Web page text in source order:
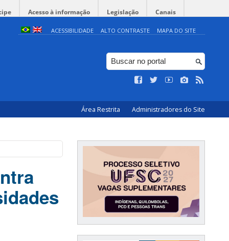
Acesso à informação Legislação Canais
ACESSIBILIDADE ALTO CONTRASTE MAPA DO SITE
Área Restrita Administradores do Site